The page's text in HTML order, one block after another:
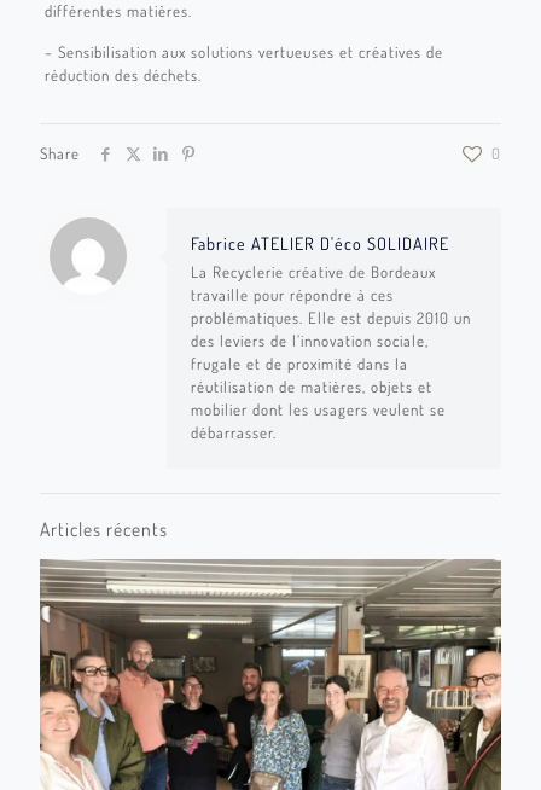
différentes matières.
– Sensibilisation aux solutions vertueuses et créatives de
réduction des déchets.
Share 0
Fabrice ATELIER D'éco SOLIDAIRE
La Recyclerie créative de Bordeaux
travaille pour répondre à ces
problématiques. Elle est depuis 2010 un
des leviers de l’innovation sociale,
frugale et de proximité dans la
réutilisation de matières, objets et
mobilier dont les usagers veulent se
débarrasser.
Articles récents